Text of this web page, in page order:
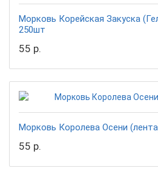
Морковь Корейская Закуска
250шт
55 р.
Морковь Королева Осени
55 р.